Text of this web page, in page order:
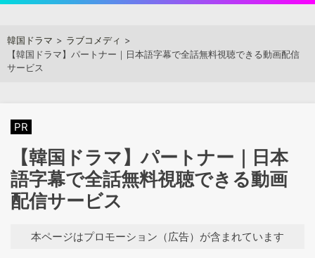
content
アジアンステージ
韓国ドラマ
ラブコメディ
【韓国ドラマ】パートナー｜日本語字幕で全話無料視聴できる動画配信
サービス
PR
【韓国ドラマ】パートナー｜日本
語字幕で全話無料視聴できる動画
配信サービス
本ページはプロモーション（広告）が含まれています